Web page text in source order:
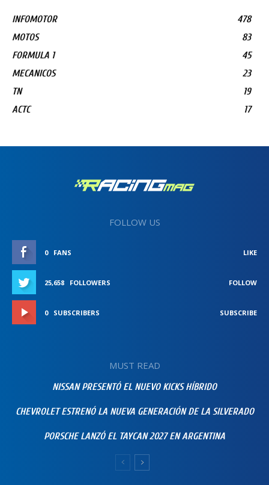
INFOMOTOR
478
MOTOS
83
FORMULA 1
45
MECANICOS
23
TN
19
ACTC
17
FOLLOW US
0 FANS LIKE
25,658 FOLLOWERS FOLLOW
0 SUBSCRIBERS SUBSCRIBE
MUST READ
NISSAN PRESENTÓ EL NUEVO KICKS HÍBRIDO
CHEVROLET ESTRENÓ LA NUEVA GENERACIÓN DE LA SILVERADO
PORSCHE LANZÓ EL TAYCAN 2027 EN ARGENTINA